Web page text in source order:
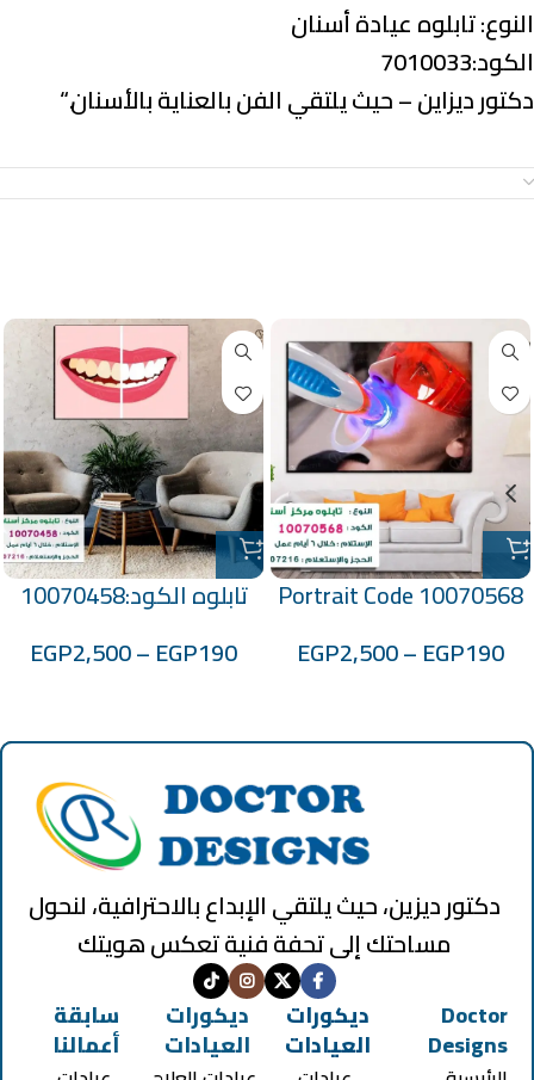
النوع:تابلوه عيادة أسنان
الكود:7010033
دكتور ديزاين – حيث يلتقي الفن بالعناية بالأسنان.“
Portrait Code 10070568
EGP190
–
EGP2,500
تابلوه الكود:10070458
EGP190
–
EGP2,500
دكتور ديزين، حيث يلتقي الإبداع بالاحترافية، لنحول
مساحتك إلى تحفة فنية تعكس هويتك
Doctor
Designs
ديكورات
العيادات
ديكورات
العيادات
سابقة
أعمالنا